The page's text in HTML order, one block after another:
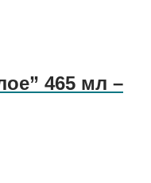
465 мл –